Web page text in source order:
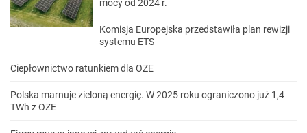
mocy od 2024 r.
Komisja Europejska przedstawiła plan rewizji
systemu ETS
Ciepłownictwo ratunkiem dla OZE
Polska marnuje zieloną energię. W 2025 roku ograniczono już 1,4
TWh z OZE